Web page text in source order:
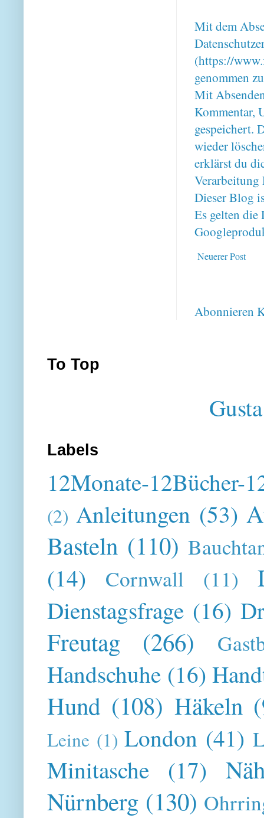
Mit dem
(https://
genommen
Mit
Kommentar,
gespeichert.
wieder
erklärst du
Verarbeitung
Dieser Blog
Es gelten
Neuerer Post
Abonnieren
To Top
Labels
12Monate-12Bücher-
(2) Anleitungen (53)
Basteln (110)
(14) Cornwall (11)
Dienstagsfrage (16)
Freutag (266)
Handschuhe (16)
Hund (108) Häkeln
Leine (1) London (41)
Minitasche (17)
Nürnberg (130)